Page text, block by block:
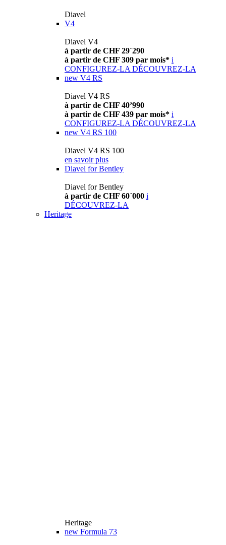
Diavel
V4
Diavel V4
à partir de CHF 29´290
à partir de CHF 309 par mois* i
CONFIGUREZ-LA DÉCOUVREZ-LA
new V4 RS
Diavel V4 RS
à partir de CHF 40’990
à partir de CHF 439 par mois* i
CONFIGUREZ-LA DÉCOUVREZ-LA
new V4 RS 100
Diavel V4 RS 100
en savoir plus
Diavel for Bentley
Diavel for Bentley
à partir de CHF 60´000 i
DÉCOUVREZ-LA
Heritage
Heritage
new Formula 73